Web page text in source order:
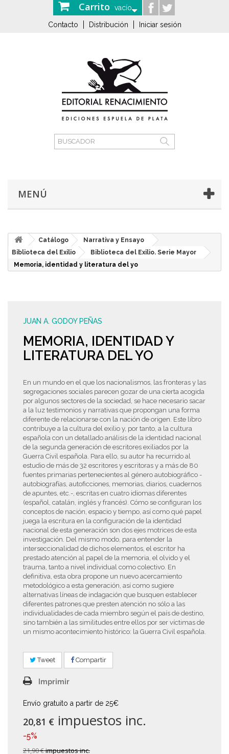
Carrito vacío
Contacto Distribución Iniciar sesión
MENÚ
Catálogo
Narrativa y Ensayo
Biblioteca del Exilio
Biblioteca del Exilio. Serie Mayor
Memoria, identidad y literatura del yo
JUAN A. GODOY PEÑAS
MEMORIA, IDENTIDAD Y
LITERATURA DEL YO
En un mundo en el que los nacionalismos, las fronteras y las
segregaciones sociales parecen gozar de una cierta acogida
por algunos sectores de la sociedad, se hace necesario sacar
a la luz testimonios y narrativas que propongan una forma
diferente de relacionarse con la nación de origen. Este libro
contribuye a la cultura del exilio y, por tanto, a la cultura
española con un detallado análisis de la identidad nacional
de la segunda generación de escritores exiliados por la
Guerra Civil española. Para ello, su autor ha recurrido al
estudio de más de 32 escritores y escritoras y a más de 80
fuentes primarias pertenecientes al género autobiográfico -
autobiografías, autoficciones, memorias, diarios, cuadernos
de apuntes, etc.-, escritas en cuatro idiomas diferentes
(español, catalán, inglés y francés). Cómo se configuran los
conceptos de nación, espacio y tiempo, así como qué papel
juega la escritura en la configuración de la identidad
nacional de esta generación son dos ejes motrices de esta
investigación. Del mismo modo, para entender la
interseccionalidad de dichos elementos, el escritor ha
prestado atención al papel de la memoria, el olvido y el
trauma, tanto a nivel individual como colectivo. En
definitiva, esta obra propone un nuevo acercamiento
metodológico a esta generación, así como sugiere
alternativas líneas de indagación que busquen establecer
diferentes patrones que presten atención no sólo a las
individualidades de cada miembro según el país de destino,
sino también a las similitudes entre ellos por ser víctimas de
un mismo acontecimiento histórico: la Guerra Civil española.
Tweet Compartir
Imprimir
Envío gratuito a partir de 25€
20,81 € impuestos inc.
-5%
21,90 €impuestos inc.